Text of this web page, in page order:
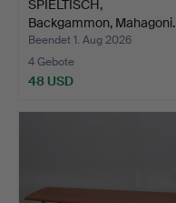
SPIELTISCH,
Backgammon, Mahagoni.
Beendet 1. Aug 2026
4 Gebote
48 USD